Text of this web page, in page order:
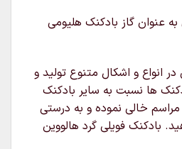
عنوان گاز بادکنک هلیومی
انواع و اشکال متنوع تولید و
ها نسبت به سایر بادکنک
خالی نموده و به درستی
بادکنک فویلی گرد هالووین